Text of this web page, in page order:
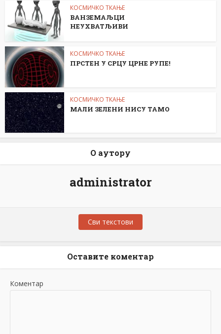
КОСМИЧКО ТКАЊЕ
ВАНЗЕМАЉЦИ
НЕУХВАТЉИВИ
КОСМИЧКО ТКАЊЕ
ПРСТЕН У СРЦУ ЦРНЕ РУПЕ!
КОСМИЧКО ТКАЊЕ
МАЛИ ЗЕЛЕНИ НИСУ ТАМО
О аутору
administrator
Сви текстови
Оставите коментар
Коментар